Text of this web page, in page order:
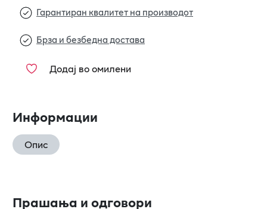
Гарантиран квалитет на производот
Брза и безбедна достава
Додај во омилени
Информации
Опис
Прашања и одговори